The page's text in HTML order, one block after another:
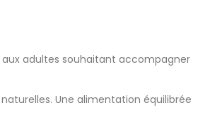
adultes souhaitant accompagner
Une alimentation équilibrée